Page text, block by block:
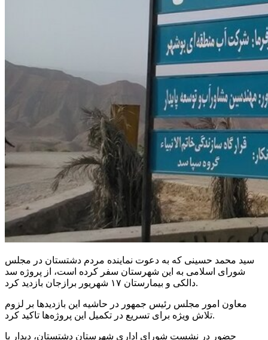
سید محمد حسینی که به دعوت نماینده مردم دشتستان در مجلس
شورای اسلامی به این شهرستان سفر کرده است، از پروژه سد
دالکیو بیمارستان ۱۷ شهریور برازجان بازدید کرد.
معاون امور مجلس رئیس جمهور در حاشیه این بازدیدها بر لزوم
تلاش ویژه برای تسریع در تکمیل این پروژه‌ها تاکید کرد.
حضور در نشست شورای اداری شهرستان دشتستان، دیدار با